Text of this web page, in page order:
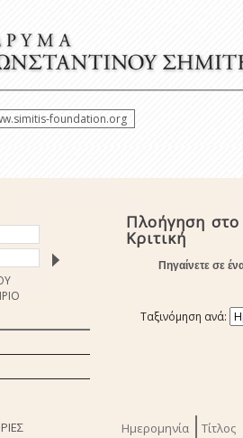
foundation.org
Πλοήγηση
Κριτική
Πηγαίνετε σε
Ταξινόμηση ανά:
Ημερομηνία Τίτλος